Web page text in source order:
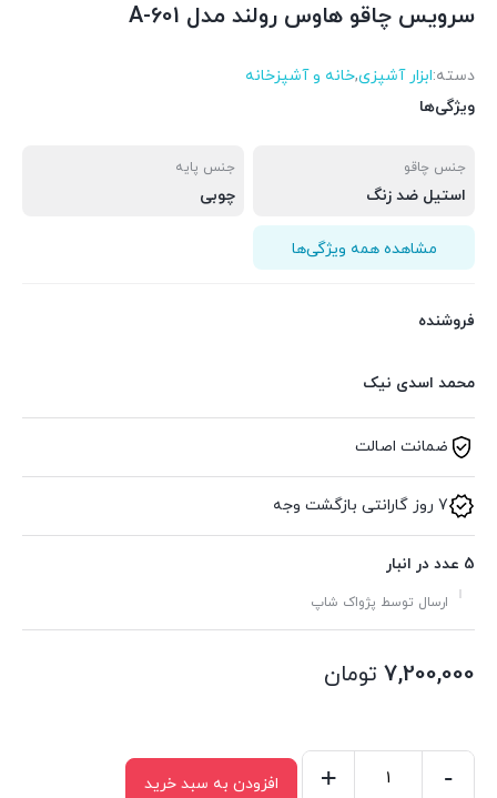
سرویس چاقو هاوس رولند مدل A-601
دسته:ابزار آشپزی,خانه و آشپزخانه
ویژگی‌ها
جنس چاقو
استیل ضد زنگ
جنس پایه
چوبی
مشاهده همه ویژگی‌ها
فروشنده
محمد اسدی نیک
ضمانت اصالت
7 روز گارانتی بازگشت وجه
5 عدد در انبار
ارسال توسط پژواک شاپ
7,200,000 تومان
-
+ افزودن به سبد خرید